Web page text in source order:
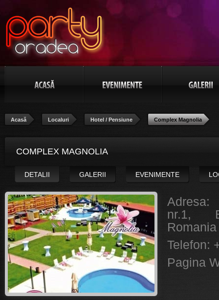
Acasă Localuri Hotel / Pensiune Complex Magnolia
COMPLEX MAGNOLIA
DETALII GALERII EVENIMENTE
nr.1,
Romania
Telefon:
Pagina